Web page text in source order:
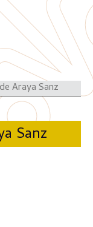
Araya Sanz
Sanz